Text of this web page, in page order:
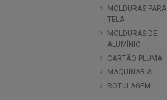
MOLDURAS PARA
TELA
MOLDURAS DE
ALUMÍNIO
CARTÃO PLUMA
MAQUINARIA
ROTULAGEM